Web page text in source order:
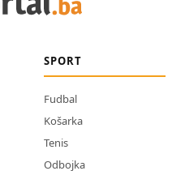
SPORT
Fudbal
Košarka
Tenis
Odbojka